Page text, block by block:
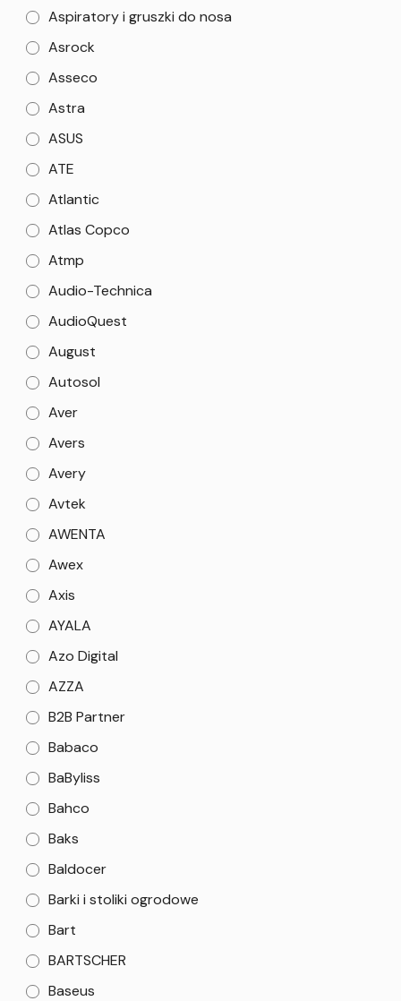
Aspiratory i gruszki do nosa
Asrock
Asseco
Astra
ASUS
ATE
Atlantic
Atlas Copco
Atmp
Audio-Technica
AudioQuest
August
Autosol
Aver
Avers
Avery
Avtek
AWENTA
Awex
Axis
AYALA
Azo Digital
AZZA
B2B Partner
Babaco
BaByliss
Bahco
Baks
Baldocer
Barki i stoliki ogrodowe
Bart
BARTSCHER
Baseus